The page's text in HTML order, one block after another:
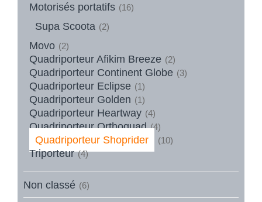
Motorisés portatifs (16)
Supa Scoota (2)
Movo (2)
Quadriporteur Afikim Breeze (2)
Quadriporteur Continent Globe (3)
Quadriporteur Eclipse (1)
Quadriporteur Golden (1)
Quadriporteur Heartway (4)
Quadriporteur Orthoquad (4)
Quadriporteur Shoprider (10)
Triporteur (4)
Non classé (6)